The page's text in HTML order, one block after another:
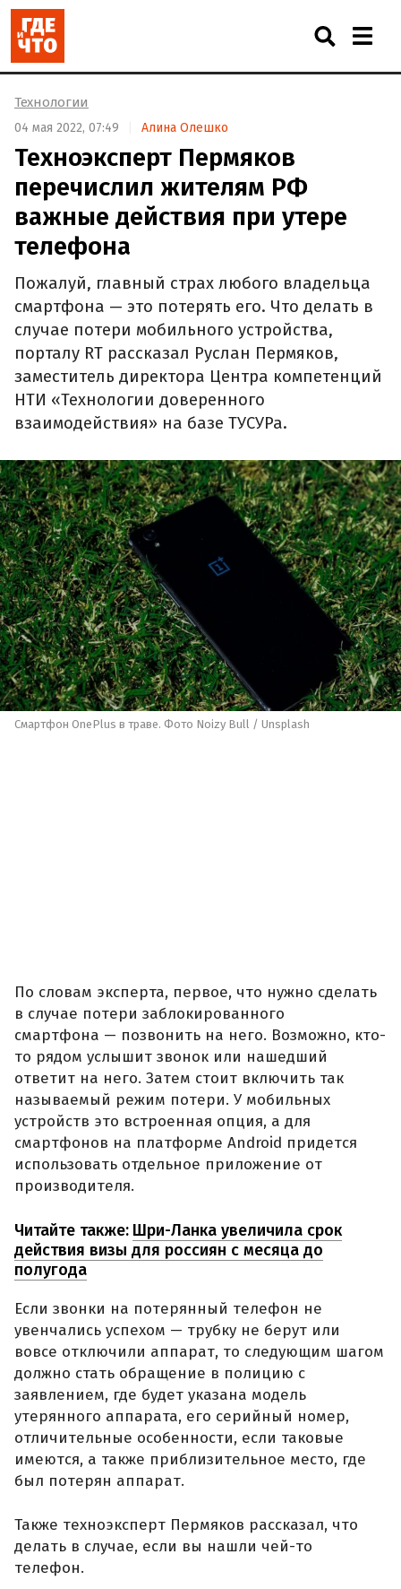
Технологии
04 мая 2022, 07:49 Алина Олешко
Техноэксперт Пермяков
перечислил жителям РФ
важные действия при утере
телефона
Пожалуй, главный страх любого владельца
смартфона — это потерять его. Что делать в
случае потери мобильного устройства,
порталу RT рассказал Руслан Пермяков,
заместитель директора Центра компетенций
НТИ «Технологии доверенного
взаимодействия» на базе ТУСУРа.
Смартфон OnePlus в траве. Фото Noizy Bull / Unsplash
По словам эксперта, первое, что нужно сделать
в случае потери заблокированного
смартфона — позвонить на него. Возможно, кто-
то рядом услышит звонок или нашедший
ответит на него. Затем стоит включить так
называемый режим потери. У мобильных
устройств это встроенная опция, а для
смартфонов на платформе Android придется
использовать отдельное приложение от
производителя.
Читайте также: Шри-Ланка увеличила срок
действия визы для россиян с месяца до
полугода
Если звонки на потерянный телефон не
увенчались успехом — трубку не берут или
вовсе отключили аппарат, то следующим шагом
должно стать обращение в полицию с
заявлением, где будет указана модель
утерянного аппарата, его серийный номер,
отличительные особенности, если таковые
имеются, а также приблизительное место, где
был потерян аппарат.
Также техноэксперт Пермяков рассказал, что
делать в случае, если вы нашли чей-то
телефон.